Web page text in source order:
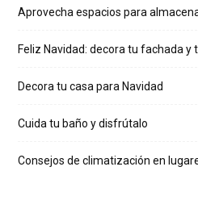
Aprovecha espacios para
Feliz Navidad: decora tu fachada y
Decora tu casa para Navidad
Cuida tu baño y disfrútalo
Consejos de climatización en